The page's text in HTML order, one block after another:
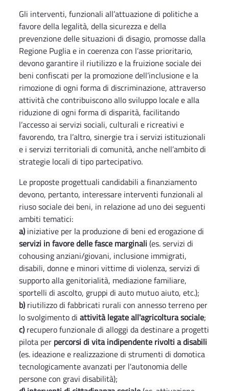
Gli interventi, funzionali all’attuazione di politiche a
favore della legalità, della sicurezza e della
prevenzione delle situazioni di disagio, promosse dalla
Regione Puglia e in coerenza con l’asse prioritario,
devono garantire il riutilizzo e la fruizione sociale dei
beni confiscati per la promozione dell’inclusione e la
rimozione di ogni forma di discriminazione, attraverso
attività che contribuiscono allo sviluppo locale e alla
riduzione di ogni forma di disparità, facilitando
l’accesso ai servizi sociali, culturali e ricreativi e
favorendo, tra l’altro, sinergie tra i servizi istituzionali
e i servizi territoriali di comunità, anche nell’ambito di
strategie locali di tipo partecipativo.
Le proposte progettuali candidabili a finanziamento
devono, pertanto, interessare interventi funzionali al
riuso sociale dei beni, in relazione ad uno dei seguenti
ambiti tematici:
a) iniziative per la produzione di beni ed erogazione di
servizi in favore delle fasce marginali (es. servizi di
cohousing anziani/giovani, inclusione immigrati,
disabili, donne e minori vittime di violenza, servizi di
supporto alla genitorialità, mediazione familiare,
sportelli di ascolto, gruppi di auto mutuo aiuto, etc.);
b) riutilizzo di fabbricati rurali con annesso terreno per
lo svolgimento di attività legate all'agricoltura sociale;
c) recupero funzionale di alloggi da destinare a progetti
pilota per percorsi di vita indipendente rivolti a disabili
(es. ideazione e realizzazione di strumenti di domotica
tecnologicamente avanzati per l'autonomia delle
persone con gravi disabilità);